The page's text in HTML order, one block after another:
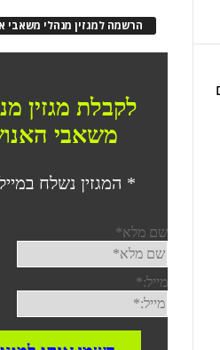
הרשמה למגזין מנהלי משאבי